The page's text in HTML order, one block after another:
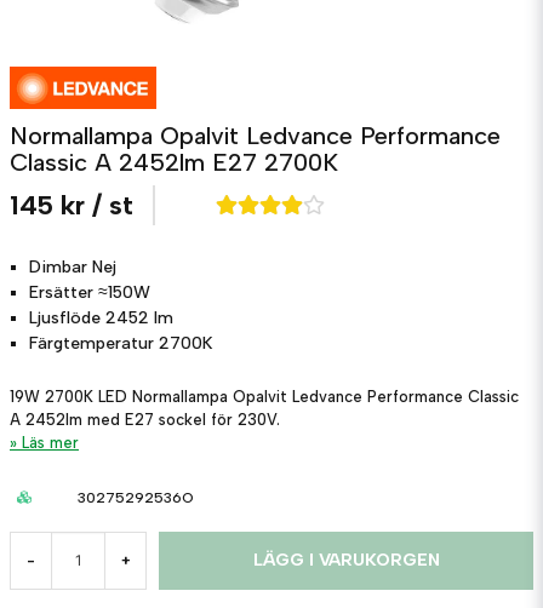
Normallampa Opalvit Ledvance Performance
Classic A 2452lm E27 2700K
145 kr / st
Dimbar Nej
Ersätter ≈150W
Ljusflöde 2452 lm
Färgtemperatur 2700K
19W 2700K LED Normallampa Opalvit Ledvance Performance Classic
A 2452lm med E27 sockel för 230V.
Läs mer
30275292536O
- + LÄGG I VARUKORGEN